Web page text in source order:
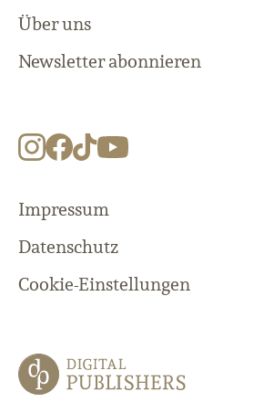
Über uns
Newsletter abonnieren
Impressum
Datenschutz
Cookie-Einstellungen